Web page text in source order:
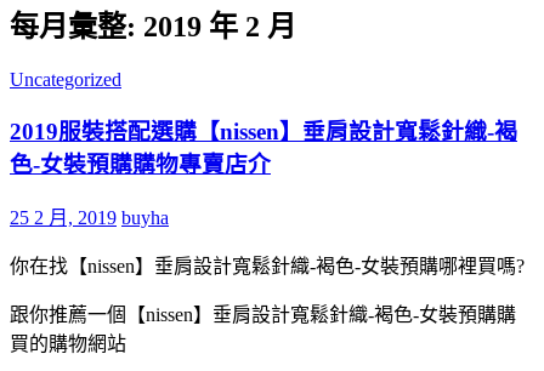
要
容
關
字:
每月彙整: 2019 年 2 月
Uncategorized
2019服裝搭配選購【nissen】垂肩設計寬鬆針織-褐
色-女裝預購購物專賣店介
25 2 月, 2019 buyha
你在找【nissen】垂肩設計寬鬆針織-褐色-女裝預購哪裡買嗎?
跟你推薦一個【nissen】垂肩設計寬鬆針織-褐色-女裝預購購
買的購物網站